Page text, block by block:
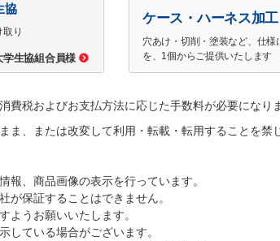
協
り
学生協組合員様
ケース・ハーネス加工
穴あけ・切削・塗装など、仕
を、1個からご提供いたします
税およびお支払方法に応じた手数料が必要になり
、または改変して利用・転載・転用することを禁
、商品画像の表示を行っています。
が保証することはできません。
ようお願いいたします。
している場合がございます。